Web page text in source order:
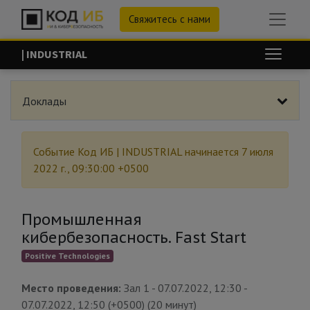
Свяжитесь с нами
| INDUSTRIAL
Доклады
Событие Код ИБ | INDUSTRIAL начинается 7 июля
2022 г., 09:30:00 +0500
Промышленная
кибербезопасность. Fast Start
Positive Technologies
Место проведения: Зал 1 - 07.07.2022, 12:30 -
07.07.2022, 12:50 (+0500) (20 минут)